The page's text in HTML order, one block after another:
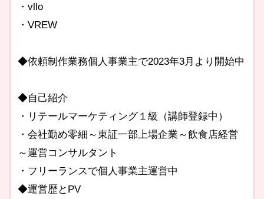
・vllo
・VREW
◆依頼制作業務個人事業主で2023年3月より開始中
◆自己紹介
・リテールマーケティング１級（講師登録中）
・会社勤め零細～東証一部上場企業～飲食店経営
～運営コンサルタント
・フリーランスで個人事業主運営中
◆運営歴とPV